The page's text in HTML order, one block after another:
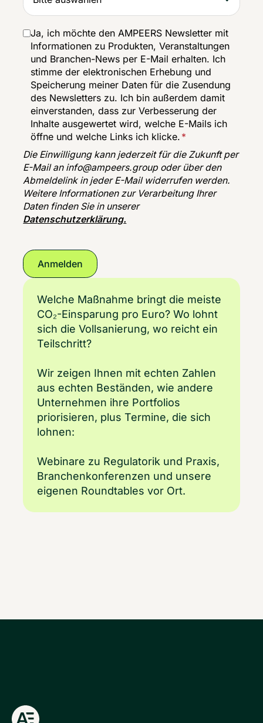
Welche Maßnahme bringt die meiste
CO₂-Einsparung pro Euro? Wo lohnt
sich die Vollsanierung, wo reicht ein
Teilschritt?
Wir zeigen Ihnen mit echten Zahlen
aus echten Beständen, wie andere
Unternehmen ihre Portfolios
priorisieren, plus Termine, die sich
lohnen:
Webinare zu Regulatorik und Praxis,
Branchenkonferenzen und unsere
eigenen Roundtables vor Ort.
Ja, ich möchte den AMPEERS Newsletter mit
Informationen zu Produkten, Veranstaltungen
und Branchen-News per E-Mail erhalten. Ich
stimme der elektronischen Erhebung und
Speicherung meiner Daten für die Zusendung
des Newsletters zu. Ich bin außerdem damit
einverstanden, dass zur Verbesserung der
Inhalte ausgewertet wird, welche E-Mails ich
öffne und welche Links ich klicke. *
Die Einwilligung kann jederzeit für die Zukunft per
E-Mail an info@ampeers.group oder über den
Abmeldelink in jeder E-Mail widerrufen werden.
Weitere Informationen zur Verarbeitung Ihrer
Daten finden Sie in unserer
Datenschutzerklärung.